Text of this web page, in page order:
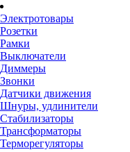
Электротовары
Розетки
Рамки
Выключатели
Диммеры
Звонки
Датчики движения
Шнуры, удлинители
Стабилизаторы
Трансформаторы
Терморегуляторы